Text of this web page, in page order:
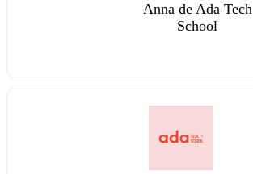
Anna de Ada Tech
School